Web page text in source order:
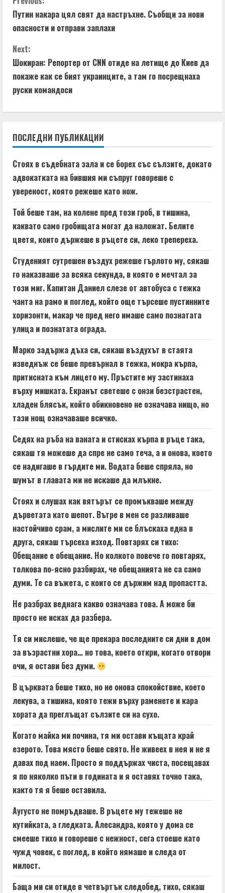
i
n
g
o
n
t
i
n
u
e
R
e
a
d
i
n
g
Путин накара цял свят да настръхне. Съобщи за нови
опасности и отправи заплахи
Next:
Шокиран: Репортер от CNN отиде на летище до Киев да
покаже как се бият украинците, а там го посрещнаха
руски командоси
ПОСЛЕДНИ ПУБЛИКАЦИИ
Стоях в съдебната зала и се борех със сълзите, докато
адвокатката на бившия ми съпруг говореше с
увереност, която режеше като нож.
Той беше там, на колене пред този гроб, в тишина,
каквато само гробищата могат да наложат. Белите
цветя, които държеше в ръцете си, леко трепереха.
Студеният сутрешен въздух режеше гърлото му, сякаш
го наказваше за всяка секунда, в която е мечтал за
този миг. Капитан Даниел слезе от автобуса с тежка
чанта на рамо и поглед, който още търсеше пустинните
хоризонти, макар че пред него имаше само познатата
улица и познатата ограда.
Марко задържа дъха си, сякаш въздухът в стаята
изведнъж се беше превърнал в тежка, мокра кърпа,
притисната към лицето му. Пръстите му застинаха
върху мишката. Екранът светеше с онзи безстрастен,
хладен блясък, който обикновено не означава нищо, но
тази нощ означаваше всичко.
Седях на ръба на ваната и стисках кърпа в ръце така,
сякаш тя можеше да спре не само теча, а и онова, което
се надигаше в гърдите ми. Водата беше спряла, но
шумът в главата ми не искаше да млъкне.
Стоях и слушах как вятърът се промъкваше между
дърветата като шепот. Вътре в мен се разливаше
настойчиво срам, а мислите ми се блъскаха една в
друга, сякаш търсеха изход. Повтарях си тихо:
Обещание е обещание. Но колкото повече го повтарях,
толкова по-ясно разбирах, че обещанията не са само
думи. Те са въжета, с които се държим над пропастта.
Не разбрах веднага какво означава това. А може би
просто не исках да разбера.
Тя си мислеше, че ще прекара последните си дни в дом
за възрастни хора… но това, което откри, когато отвори
очи, я остави без думи.
В църквата беше тихо, но не онова спокойствие, което
лекува, а тишина, която тежи върху раменете и кара
хората да преглъщат сълзите си на сухо.
Когато майка ми почина, тя ми остави къщата край
езерото. Това място беше свято. Не живеех в нея и не я
давах под наем. Просто я поддържах чиста, посещавах
я по няколко пъти в годината и я оставях точно така,
както тя я беше оставила.
Аугусто не помръдваше. В ръцете му тежеше не
кутийката, а гледката. Алесандра, която у дома се
смееше тихо и говореше с нежност, сега стоеше като
чужд човек, с поглед, в който нямаше и следа от
милост.
Баща ми си отиде в четвъртък следобед, тихо, сякаш